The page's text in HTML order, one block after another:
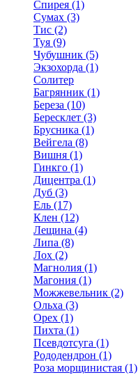
Спирея (1)
Сумах (3)
Тис (2)
Туя (9)
Чубушник (5)
Экзохорда (1)
Солитер
Багрянник (1)
Береза (10)
Бересклет (3)
Брусника (1)
Вейгела (8)
Вишня (1)
Гинкго (1)
Дицентра (1)
Дуб (3)
Ель (17)
Клен (12)
Лещина (4)
Липа (8)
Лох (2)
Магнолия (1)
Магония (1)
Можжевельник (2)
Ольха (3)
Орех (1)
Пихта (1)
Псевдотсуга (1)
Рододендрон (1)
Роза морщинистая (1)